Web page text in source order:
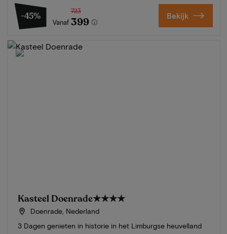
-45%
Vanaf
723
399 Bekijk
Kasteel Doenrade★★★★
Doenrade, Nederland
3 Dagen genieten in historie in het Limburgse heuvelland